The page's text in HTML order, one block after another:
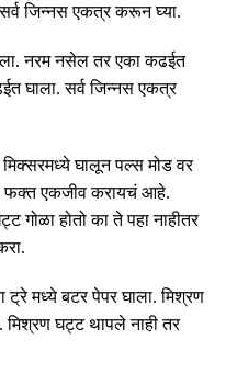
सर्व जिन्नस एकत्र करून घ्या.
.नरम नसेल तर एका कढईत
घाला.सर्व जिन्नस एकत्र
घालून पल्स मोड वर
फक्त एकजीव करायचं आहे.
गोळा होतो का ते पहा नाहीतर
.
ट्रे मध्ये बटर पेपर घाला.मिश्रण
.मिश्रण घट्ट थापले नाही तर